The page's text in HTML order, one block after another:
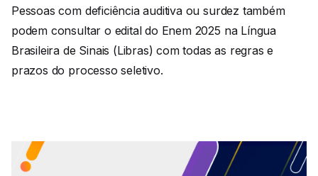
Pessoas com deficiência auditiva ou surdez também
podem consultar o edital do Enem 2025 na Língua
Brasileira de Sinais (Libras) com todas as regras e
prazos do processo seletivo.